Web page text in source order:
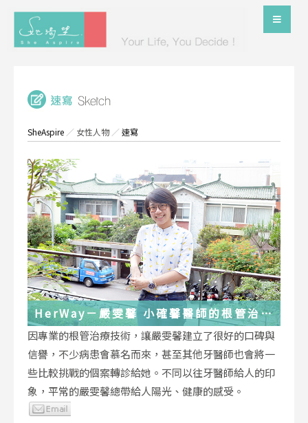
SheAspire ／ 女性人物／速寫
HerWay－嚴雯馨 小確馨醫師的根管治療
小確幸
因專業的根管治療技術，讓嚴雯馨建立了很好的口碑與
信譽，不少病患會慕名而來，甚至其他牙醫師也會將一
些比較挑戰的個案轉診給她。不同以往牙醫師給人的印
象，平常的嚴雯馨總帶給人陽光、健康的感受。